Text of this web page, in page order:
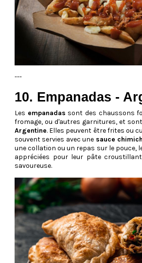
---
10. Empanadas -
Les empanadas sont des chaussons
fromage, ou d'autres garnitures, et
Argentine. Elles peuvent être frites ou
souvent servies avec une sauce
une collation ou un repas sur le pouce,
appréciées pour leur pâte
savoureuse.